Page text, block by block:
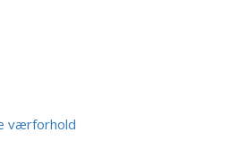
værforhold